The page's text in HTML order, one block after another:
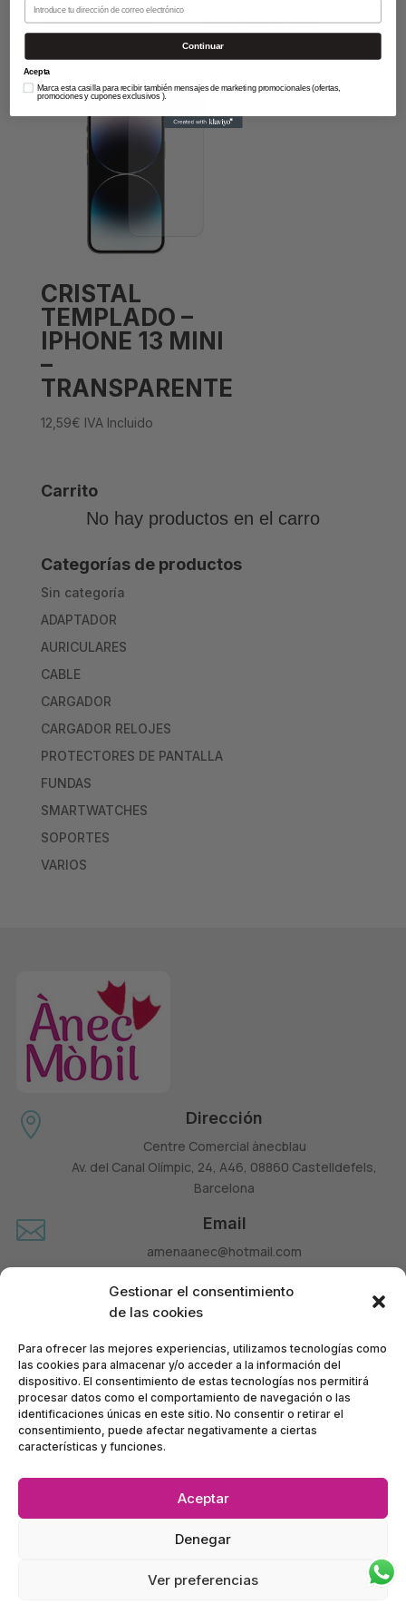
Gestionar el consentimiento
de las cookies
Para ofrecer las mejores experiencias, utilizamos tecnologías como
las cookies para almacenar y/o acceder a la información del
dispositivo. El consentimiento de estas tecnologías nos permitirá
procesar datos como el comportamiento de navegación o las
identificaciones únicas en este sitio. No consentir o retirar el
consentimiento, puede afectar negativamente a ciertas
características y funciones.
Aceptar
Denegar
Ver preferencias
12,90€ IVA Incluido 10,90€ IVA Incluido
CRISTAL
TEMPLADO –
IPHONE 13 MINI
–
TRANSPARENTE
12,59€ IVA Incluido
Carrito
No hay productos en el carro
Categorías de productos
Sin categoría
ADAPTADOR
AURICULARES
CABLE
CARGADOR
CARGADOR RELOJES
PROTECTORES DE PANTALLA
FUNDAS
SMARTWATCHES
SOPORTES
VARIOS
 Dirección
Centre Comercial ànecblau
Av. del Canal Olímpic, 24, A46, 08860 Castelldefels,
Barcelona
 Email
amenaanec@hotmail.com
Teléfono
660 677 963
Política de Privacidad•Política de Accesibilidad
Política de Cookies
Continuar
Acepta
Marca esta casilla para recibir también mensajes de marketing promocionales (ofertas,
promociones y cupones exclusivos ).